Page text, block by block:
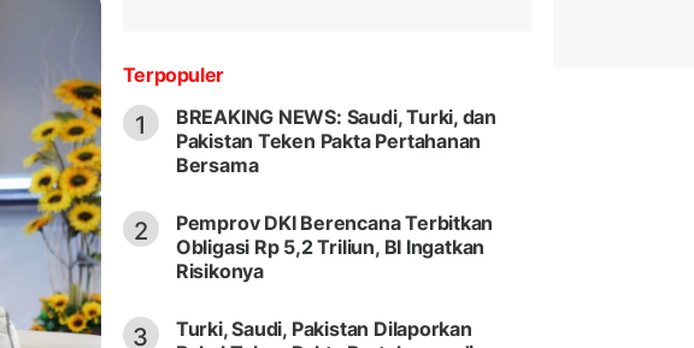
Terpopuler
1
BREAKING NEWS: Saudi, Turki, dan
Pakistan Teken Pakta Pertahanan
Bersama
2
Pemprov DKI Berencana Terbitkan
Obligasi Rp 5,2 Triliun, BI Ingatkan
Risikonya
3
Turki, Saudi, Pakistan Dilaporkan